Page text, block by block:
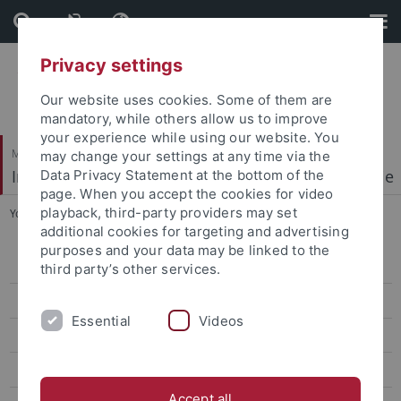
Skip
to
content
Skip
to
footer
Mathematisch-Naturwissenschaftliche Fakultät
Institut für Physikalische und Theoretische Chemie
You are here: Startseite ... Molekulare Orientierung
home
Grenzflächeneigenschaften org. HL
Privacy settings
Our website uses cookies. Some of them are
mandatory, while others allow us to improve
your experience while using our website. You
may change your settings at any time via the
Data Privacy Statement at the bottom of the
page. When you accept the cookies for video
playback, third-party providers may set
additional cookies for targeting and advertising
purposes and your data may be linked to the
third party’s other services.
Essential Videos